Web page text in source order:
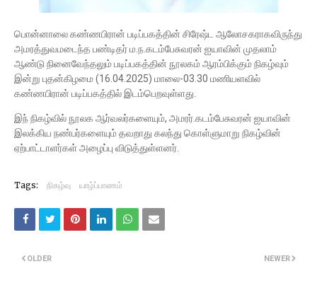
பொன்னாலை கண்ணபிரான் படிப்பகத்தின் சிரேஷ்ட ஆலோசகராகவிருந்து
அமரத்துவமடைந்த பண்டிதர் ம.ந.கடம்பேசுவரன் ஐயாவின் முதலாம்
ஆண்டு நினைவேந்தலும் படிப்பகத்தின் நூலகம் ஆரம்பிக்கும் நிகழ்வும்
இன்று புதன்கிழமை (16.04.2025) மாலை-03.30 மணியளவில்
கண்ணபிரான் படிப்பகத்தில் இடம்பெறவுள்ளது.
இந் நிகழ்வில் நூலக ஆர்வலர்களையும், அமரர்.கடம்பேசுவரன் ஐயாவின்
இலக்கிய நண்பர்களையும் தவறாது கலந்து கொள்ளுமாறு நிகழ்வின்
ஏற்பாட்டாளர்கள் அழைப்பு விடுத்துள்ளனர்.
Tags: நிகழ்வு யாழ்ப்பாணம்
NEWER
OLDER